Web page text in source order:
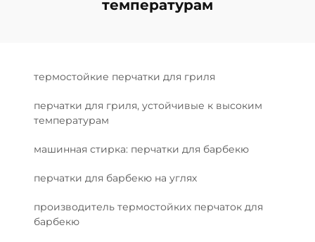
температурам
термостойкие перчатки для гриля
перчатки для гриля, устойчивые к высоким
температурам
машинная стирка: перчатки для барбекю
перчатки для барбекю на углях
производитель термостойких перчаток для
барбекю